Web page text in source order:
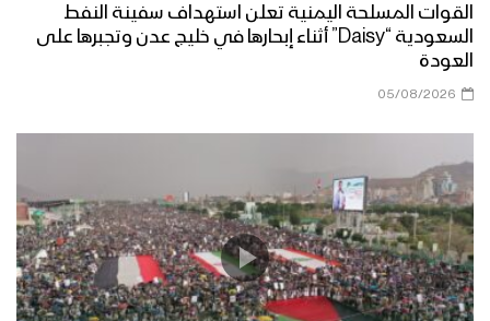
القوات المسلحة اليمنية تعلن استهداف سفينة النفط
السعودية “Daisy” أثناء إبحارها في خليج عدن وتجبرها على
العودة
05/08/2026